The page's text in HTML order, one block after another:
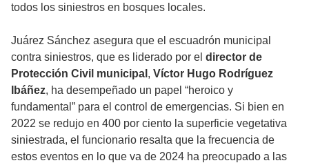
todos los siniestros en bosques locales.
Juárez Sánchez asegura que el escuadrón municipal
contra siniestros, que es liderado por el director de
Protección Civil municipal , Víctor Hugo Rodríguez
Ibáñez, ha desempeñado un papel “heroico y
fundamental” para el control de emergencias. Si bien en
2022 se redujo en 400 por ciento la superficie vegetativa
siniestrada, el funcionario resalta que la frecuencia de
estos eventos en lo que va de 2024 ha preocupado a las